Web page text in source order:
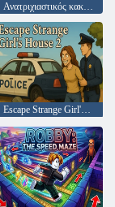
Ανατριχιαστικός κακός γιαγιά
Escape Strange Girl's House 2